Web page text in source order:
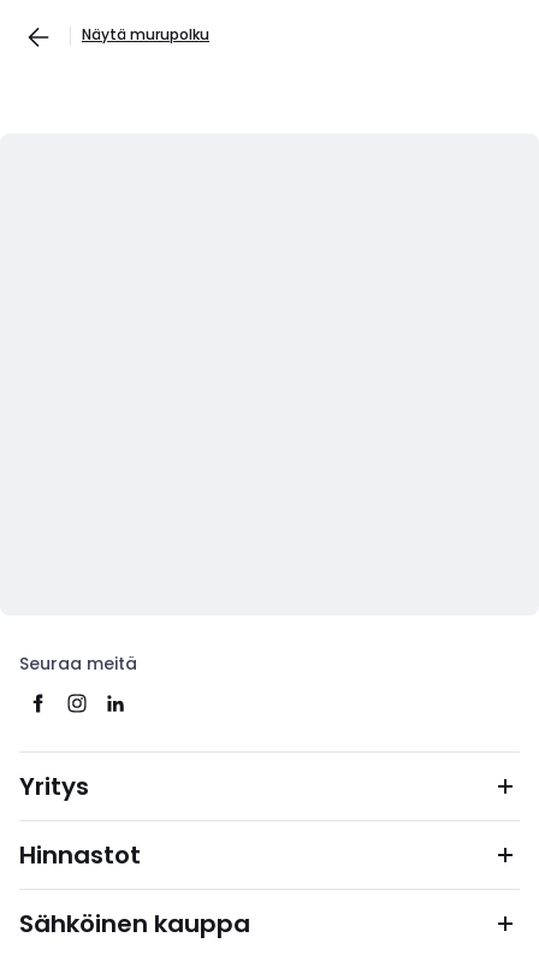
Näytä murupolku
Seuraa meitä
Yritys
Hinnastot
Sähköinen kauppa